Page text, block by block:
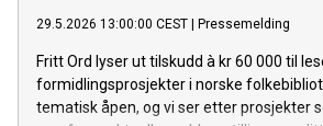
29.5.2026 13:00:00 CEST | Pressemelding
Fritt Ord lyser ut tilskudd à kr 60 000 til
formidlingsprosjekter i norske
tematisk åpen, og vi ser etter prosjekter